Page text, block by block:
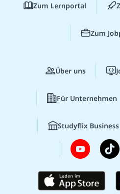
Zum Lernportal
Zum
Über uns
Für Unternehmen
Studyflix Business